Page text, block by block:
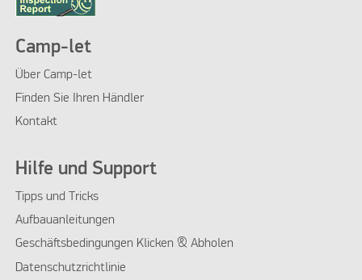
Camp-let
Über Camp-let
Finden Sie Ihren Händler
Kontakt
Hilfe und Support
Tipps und Tricks
Aufbauanleitungen
Geschäftsbedingungen Klicken & Abholen
Datenschutzrichtlinie